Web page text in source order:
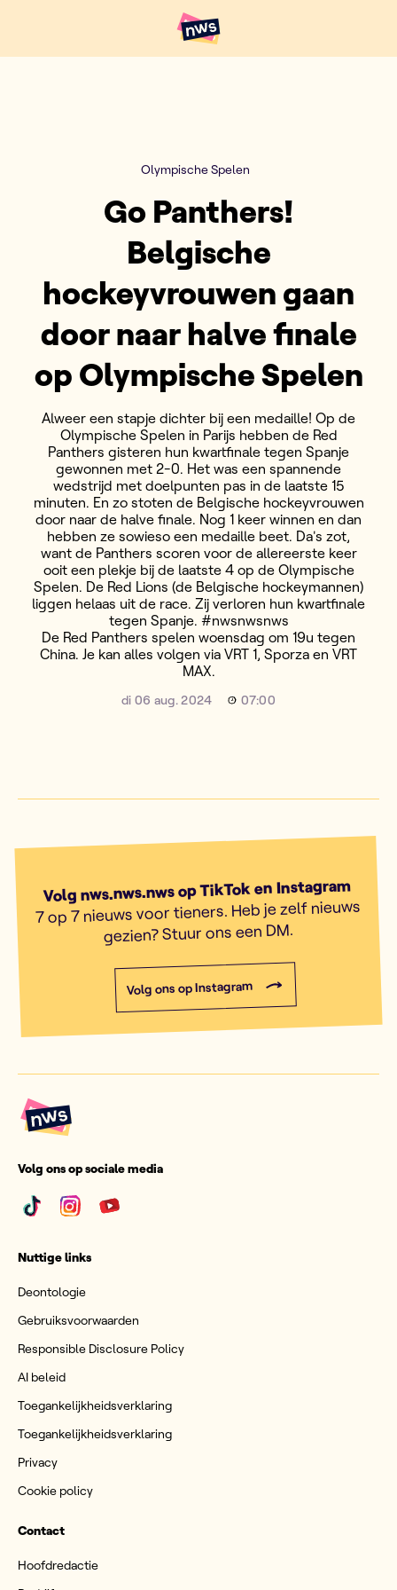
Hoofdpunten VRT NWS
Olympische Spelen
Go Panthers!
Belgische
hockeyvrouwen gaan
door naar halve finale
op Olympische Spelen
Alweer een stapje dichter bij een medaille! Op de
Olympische Spelen in Parijs hebben de Red
Panthers gisteren hun kwartfinale tegen Spanje
gewonnen met 2-0. Het was een spannende
wedstrijd met doelpunten pas in de laatste 15
minuten. En zo stoten de Belgische hockeyvrouwen
door naar de halve finale. Nog 1 keer winnen en dan
hebben ze sowieso een medaille beet. Da's zot,
want de Panthers scoren voor de allereerste keer
ooit een plekje bij de laatste 4 op de Olympische
Spelen. De Red Lions (de Belgische hockeymannen)
liggen helaas uit de race. Zij verloren hun kwartfinale
tegen Spanje. #nwsnwsnws
De Red Panthers spelen woensdag om 19u tegen
China. Je kan alles volgen via VRT 1, Sporza en VRT
MAX.
di 06 aug. 2024 07:00
Volg nws.nws.nws op TikTok en Instagram
7 op 7 nieuws voor tieners. Heb je zelf nieuws
gezien? Stuur ons een DM.
Volg ons op Instagram
Volg ons op sociale media
Nuttige links
Deontologie
Gebruiksvoorwaarden
Responsible Disclosure Policy
AI beleid
Toegankelijkheidsverklaring
Toegankelijkheidsverklaring
Privacy
Cookie policy
Contact
Hoofdredactie